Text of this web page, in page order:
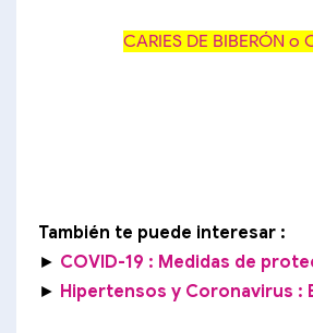
CARIES DE BIBERÓN
También te puede interesar :
► COVID-19 : Medidas de
► Hipertensos y Coronavirus :